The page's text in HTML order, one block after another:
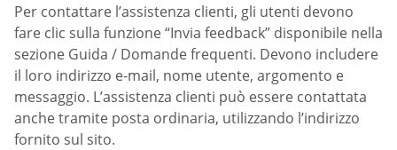
Per contattare l’assistenza clienti, gli utenti devono
fare clic sulla funzione “Invia feedback” disponibile nella
sezione Guida / Domande frequenti. Devono includere
il loro indirizzo e-mail, nome utente, argomento e
messaggio. L’assistenza clienti può essere contattata
anche tramite posta ordinaria, utilizzando l’indirizzo
fornito sul sito.